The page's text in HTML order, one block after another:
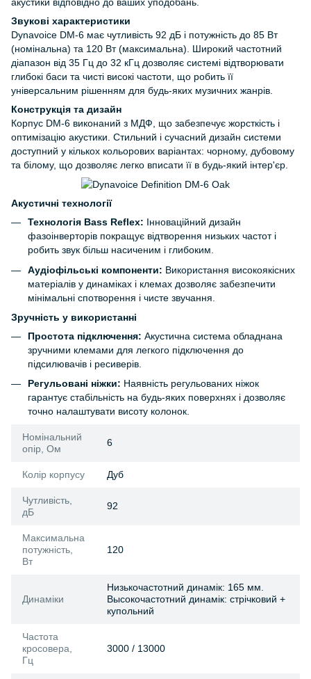
Звукові характеристики
Dynavoice DM-6 має чутливість 92 дБ і потужність до 85 Вт
(номінальна) та 120 Вт (максимальна). Широкий частотний
діапазон від 35 Гц до 32 кГц дозволяє системі відтворювати
глибокі баси та чисті високі частоти, що робить її
універсальним рішенням для будь-яких музичних жанрів.
Конструкція та дизайн
Корпус DM-6 виконаний з МДФ, що забезпечує жорсткість і
оптимізацію акустики. Стильний і сучасний дизайн системи
доступний у кількох кольорових варіантах: чорному, дубовому
та білому, що дозволяє легко вписати її в будь-який інтер'єр.
Акустичні технології
Технологія Bass Reflex: Інноваційний дизайн
фазоінверторів покращує відтворення низьких частот і
робить звук більш насиченим і глибоким.
Аудіофільські компоненти: Використання високоякісних
матеріалів у динаміках і клемах дозволяє забезпечити
мінімальні спотворення і чисте звучання.
Зручність у використанні
Простота підключення: Акустична система обладнана
зручними клемами для легкого підключення до
підсилювачів і ресиверів.
Регульовані ніжки: Наявність регульованих ніжок
гарантує стабільність на будь-яких поверхнях і дозволяє
точно налаштувати висоту колонок.
Номінальний
опір, Ом
6
Колір корпусу Дуб
Чутливість,
дБ
92
Максимальна
потужність,
Вт
120
Динаміки
Низькочастотний динамік: 165 мм.
Высокочастотний динамік: стрічковий +
купольний
Частота
кросовера,
Гц
3000 / 13000